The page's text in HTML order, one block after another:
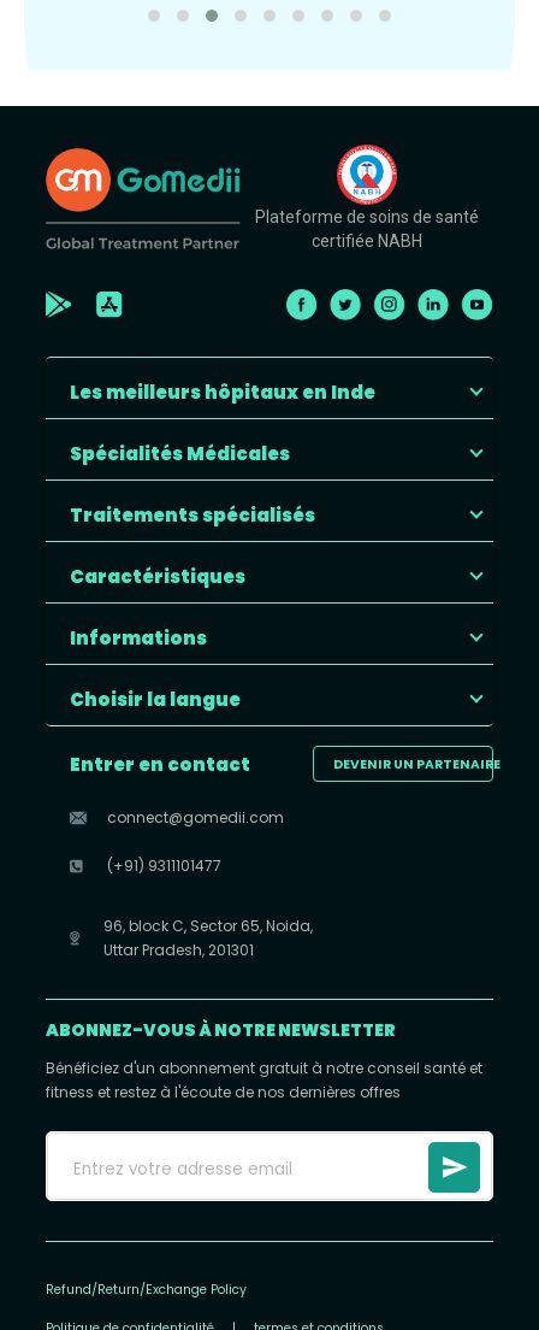
Plateforme de soins de santé
certifiée NABH
Les meilleurs hôpitaux en Inde
Spécialités Médicales
Traitements spécialisés
Caractéristiques
Informations
Choisir la langue
DEVENIR UN PARTENAIRE
Entrer en contact
connect@gomedii.com
(+91) 9311101477
96, block C, Sector 65, Noida,
Uttar Pradesh, 201301
ABONNEZ-VOUS À NOTRE NEWSLETTER
Bénéficiez d'un abonnement gratuit à notre conseil santé et
fitness et restez à l'écoute de nos dernières offres
Refund/Return/Exchange Policy